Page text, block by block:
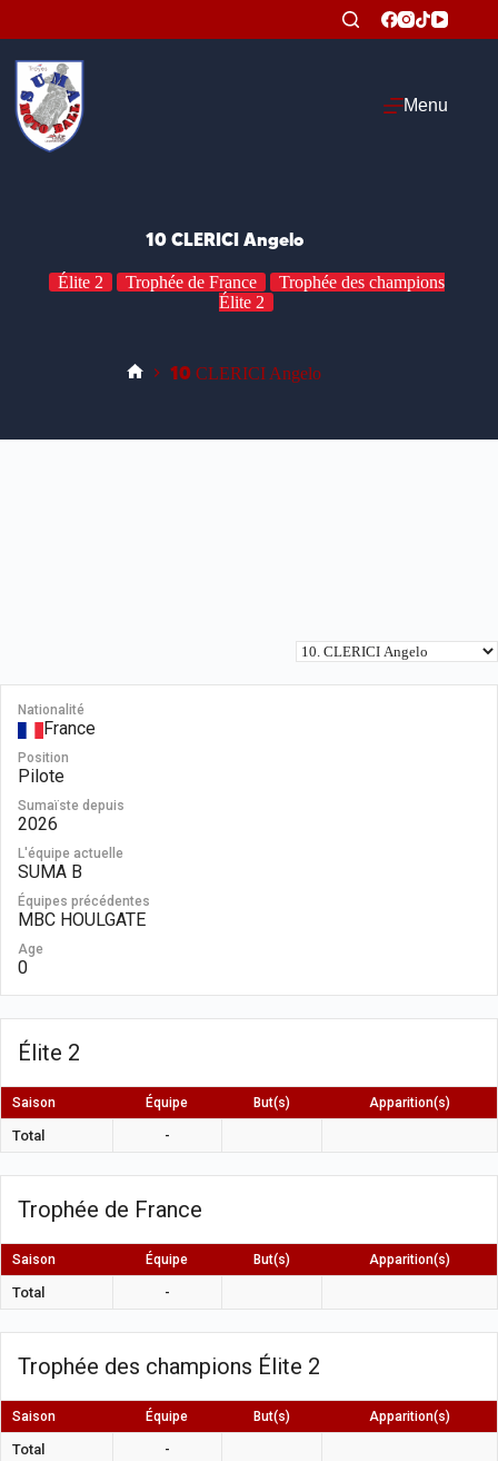
Menu
10CLERICI Angelo
Élite 2 Trophée de France
Trophée des champions
Élite 2
10 CLERICI Angelo
Nationalité
France
Position
Pilote
Sumaïste depuis
2026
L'équipe actuelle
SUMA B
Équipes précédentes
MBC HOULGATE
Age
0
Élite 2
Saison Équipe But(s) Apparition(s)
Total -
Trophée de France
Saison Équipe But(s) Apparition(s)
Total -
Trophée des champions Élite 2
Saison Équipe But(s) Apparition(s)
Total -